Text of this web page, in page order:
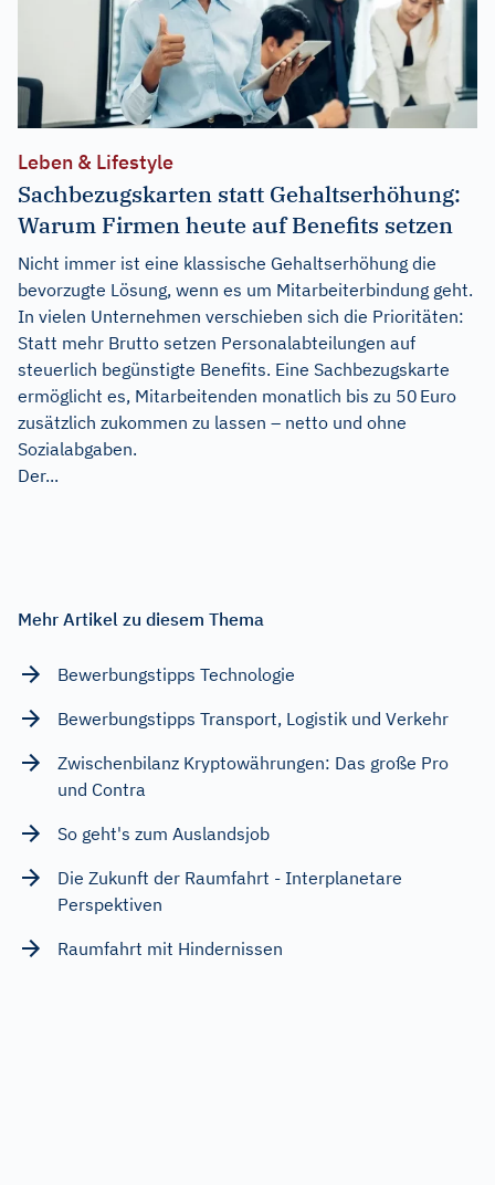
Leben & Lifestyle
Sachbezugskarten statt Gehaltserhöhung:
Warum Firmen heute auf Benefits setzen
Nicht immer ist eine klassische Gehaltserhöhung die
bevorzugte Lösung, wenn es um Mitarbeiterbindung geht.
In vielen Unternehmen verschieben sich die Prioritäten:
Statt mehr Brutto setzen Personalabteilungen auf
steuerlich begünstigte Benefits. Eine Sachbezugskarte
ermöglicht es, Mitarbeitenden monatlich bis zu 50 Euro
zusätzlich zukommen zu lassen – netto und ohne
Sozialabgaben.
Der...
Mehr Artikel zu diesem Thema
Bewerbungstipps Technologie
Bewerbungstipps Transport, Logistik und Verkehr
Zwischenbilanz Kryptowährungen: Das große Pro
und Contra
So geht's zum Auslandsjob
Die Zukunft der Raumfahrt - Interplanetare
Perspektiven
Raumfahrt mit Hindernissen